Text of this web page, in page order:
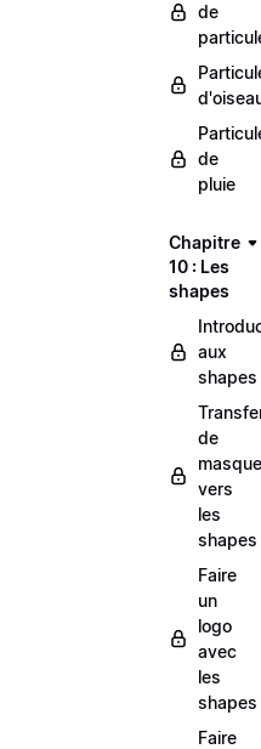
de
de
pluie
Chapitre
10 : Les
shapes
aux
shapes
de
vers
les
shapes
Faire
un
logo
avec
les
shapes
Faire